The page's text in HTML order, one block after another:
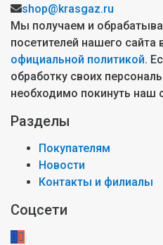
shop@krasgaz.ru
Мы получаем и
посетителей нашего сайта
официальной политикой.
обработку своих
необходимо покинуть наш
Разделы
Покупателям
Новости
Контакты и филиалы
Соцсети